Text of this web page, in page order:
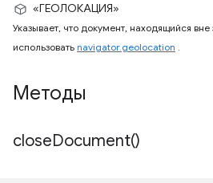
«ГЕОЛОКАЦИЯ»
Указывает, что документ, находящийся
использовать navigator.geolocation .
Методы
closeDocument()